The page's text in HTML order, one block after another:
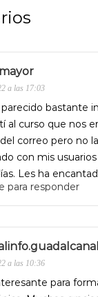
a las 17:03
parecido bastante
al curso que nos
correo pero no
con mis
Les ha
para responder
a las 10:36
para